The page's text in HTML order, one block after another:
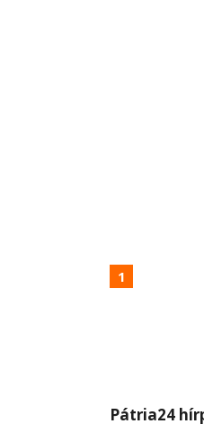
1
Pátria24